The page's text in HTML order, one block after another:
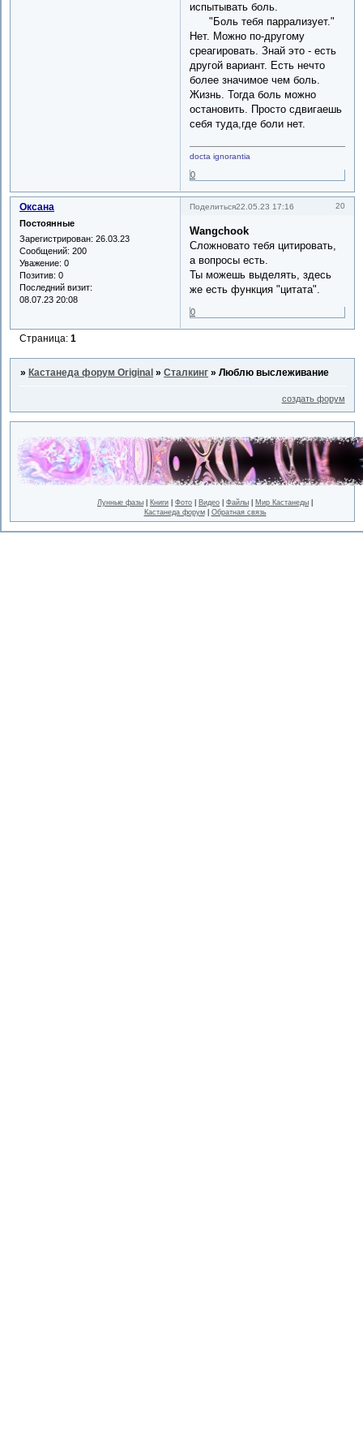
испытывать боль.
"Боль тебя паррализует."
Нет. Можно по-другому
среагировать. Знай это - есть
другой вариант. Есть нечто
более значимое чем боль.
Жизнь. Тогда боль можно
остановить. Просто сдвигаешь
себя туда,где боли нет.
docta ignorantia
0
Поделиться 20
22.05.23 17:16
Оксана
Постоянные
Зарегистрирован: 26.03.23
Сообщений: 200
Уважение: 0
Позитив: 0
Последний визит:
08.07.23 20:08
Wangchook
Сложновато тебя цитировать,
а вопросы есть.
Ты можешь выделять, здесь
же есть функция "цитата".
0
Страница:1
» Кастанеда форум Original »Сталкинг »Люблю выслеживание
создать форум
Лунные фазы Книги Фото Видео Файлы Мир Кастанеды
Кастанеда форум| Обратная связь